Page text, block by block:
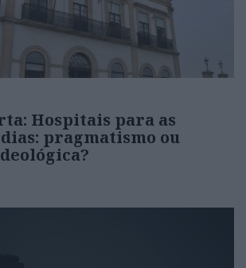
Hospitais para as
pragmatismo ou